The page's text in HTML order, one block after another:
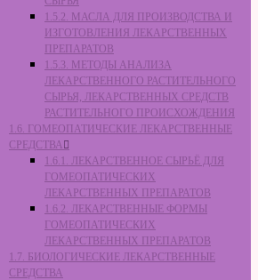
1.5.2. МАСЛА ДЛЯ ПРОИЗВОДСТВА И
ИЗГОТОВЛЕНИЯ ЛЕКАРСТВЕННЫХ
ПРЕПАРАТОВ
1.5.3. МЕТОДЫ АНАЛИЗА
ЛЕКАРСТВЕННОГО РАСТИТЕЛЬНОГО
СЫРЬЯ, ЛЕКАРСТВЕННЫХ СРЕДСТВ
РАСТИТЕЛЬНОГО ПРОИСХОЖДЕНИЯ
1.6. ГОМЕОПАТИЧЕСКИЕ ЛЕКАРСТВЕННЫЕ
СРЕДСТВА
1.6.1. ЛЕКАРСТВЕННОЕ СЫРЬЁ ДЛЯ
ГОМЕОПАТИЧЕСКИХ
ЛЕКАРСТВЕННЫХ ПРЕПАРАТОВ
1.6.2. ЛЕКАРСТВЕННЫЕ ФОРМЫ
ГОМЕОПАТИЧЕСКИХ
ЛЕКАРСТВЕННЫХ ПРЕПАРАТОВ
1.7. БИОЛОГИЧЕСКИЕ ЛЕКАРСТВЕННЫЕ
СРЕДСТВА